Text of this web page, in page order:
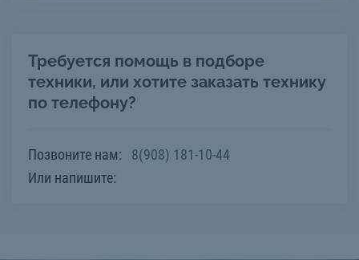
Требуется помощь в подборе
техники, или хотите заказать технику
по телефону?
Позвоните нам:
8(908) 181-10-44
Или напишите: